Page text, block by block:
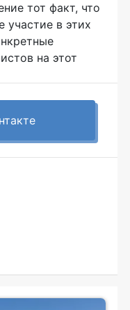
тот факт, что
участие в этих
на этот